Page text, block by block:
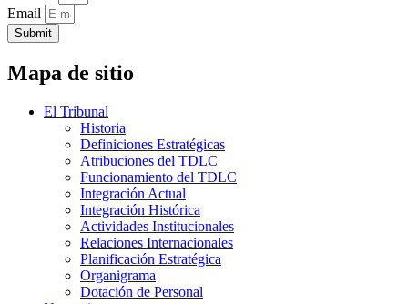
Email
Submit
Mapa de sitio
El Tribunal
Historia
Definiciones Estratégicas
Atribuciones del TDLC
Funcionamiento del TDLC
Integración Actual
Integración Histórica
Actividades Institucionales
Relaciones Internacionales
Planificación Estratégica
Organigrama
Dotación de Personal